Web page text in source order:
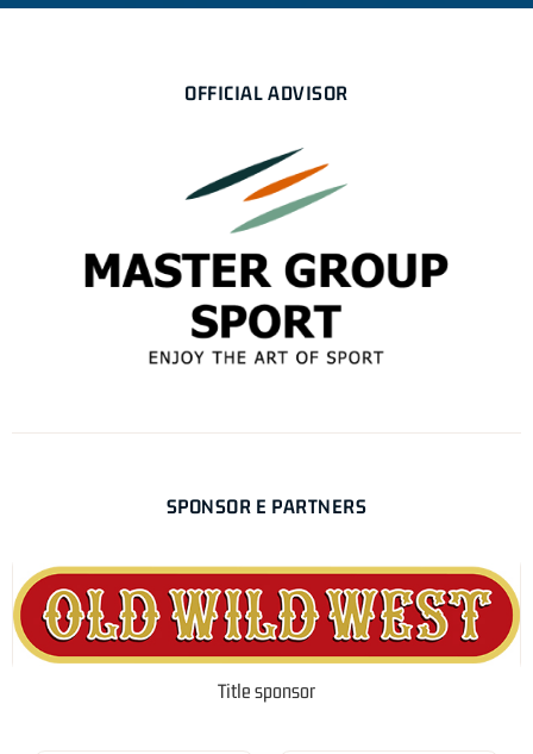
OFFICIAL ADVISOR
SPONSOR E PARTNERS
Title sponsor